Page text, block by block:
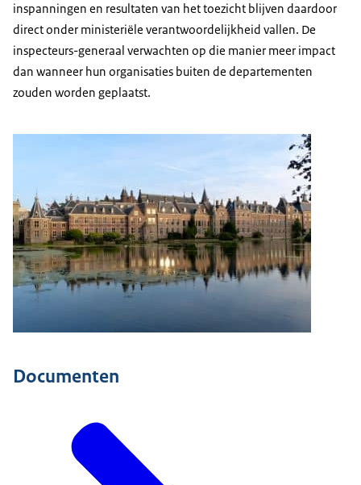
inspanningen en resultaten van het toezicht blijven daardoor
direct onder ministeriële verantwoordelijkheid vallen. De
inspecteurs-generaal verwachten op die manier meer impact
dan wanneer hun organisaties buiten de departementen
zouden worden geplaatst.
Documenten